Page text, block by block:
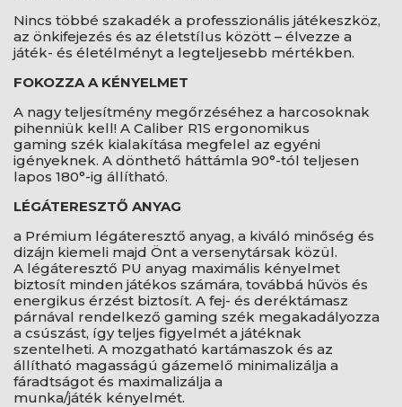
Nincs többé szakadék a professzionális játékeszköz,
az önkifejezés és az életstílus között – élvezze a
játék- és életélményt a legteljesebb mértékben.
FOKOZZA A KÉNYELMET
A nagy teljesítmény megőrzéséhez a harcosoknak
pihenniük kell! A Caliber R1S ergonomikus
gaming szék kialakítása megfelel az egyéni
igényeknek. A dönthető háttámla 90°-tól teljesen
lapos 180°-ig állítható.
LÉGÁTERESZTŐ ANYAG
a Prémium légáteresztő anyag, a kiváló minőség és
dizájn kiemeli majd Önt a versenytársak közül.
A légáteresztő PU anyag maximális kényelmet
biztosít minden játékos számára, továbbá hűvös és
energikus érzést biztosít. A fej- és deréktámasz
párnával rendelkező gaming szék megakadályozza
a csúszást, így teljes figyelmét a játéknak
szentelheti. A mozgatható kartámaszok és az
állítható magasságú gázemelő minimalizálja a
fáradtságot és maximalizálja a
munka/játék kényelmét.